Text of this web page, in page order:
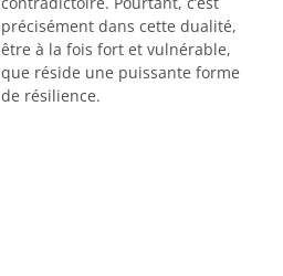
précisément dans cette dualité,
être à la fois fort et vulnérable,
que réside une puissante forme
de résilience.